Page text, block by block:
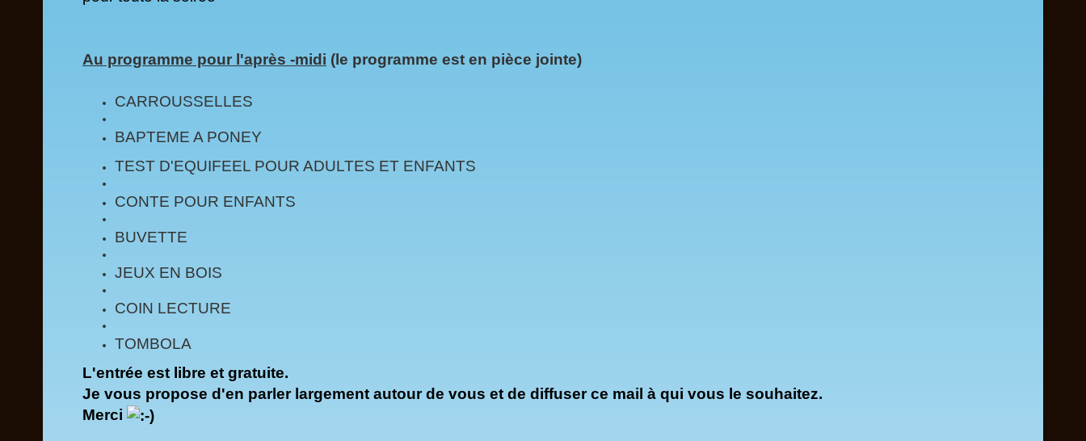
Au programme pour l'après -midi (le programme est en pièce jointe)
CARROUSSELLES
BAPTEME A PONEY
TEST D'EQUIFEEL POUR ADULTES ET ENFANTS
CONTE POUR ENFANTS
BUVETTE
JEUX EN BOIS
COIN LECTURE
TOMBOLA
L'entrée est libre et gratuite.
Je vous propose d'en parler largement autour de vous et de diffuser ce mail à qui vous le souhaitez.
Merci